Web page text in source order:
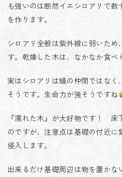
も強いのは断然イエシロアリで
を作ります。
シロアリ全般は紫外線に弱いため
す。乾燥した木は、なかなか食べ
実はシロアリは蟻の仲間ではなく
そうです。生命力が強そうですね
『濡れた木』が大好物です！ 床
のですが、注意点は基礎の付近に
侵入します。
出来るだけ基礎周辺は物を置か